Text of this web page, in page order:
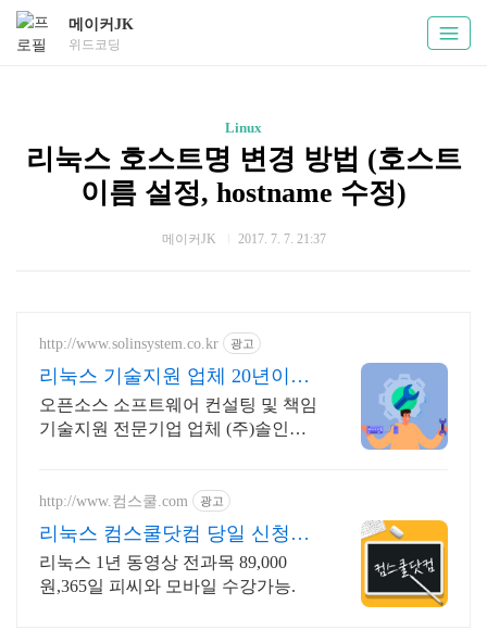
메이커JK
위드코딩
Linux
리눅스 호스트명 변경 방법 (호스트
이름 설정, hostname 수정)
메이커JK 2017. 7. 7. 21:37
http://www.solinsystem.co.kr 광고
리눅스 기술지원 업체 20년이상
기술지원 노하우
오픈소스 소프트웨어 컨설팅 및 책임
기술지원 전문기업 업체 (주)솔인시
http://www.컴스쿨.com 광고
리눅스 컴스쿨닷컴 당일 신청&
결제시 기프티콘!
리눅스 1년 동영상 전과목 89,000
원,365일 피씨와 모바일 수강가능.